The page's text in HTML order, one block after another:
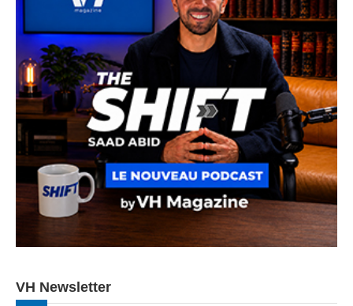
VH Newsletter